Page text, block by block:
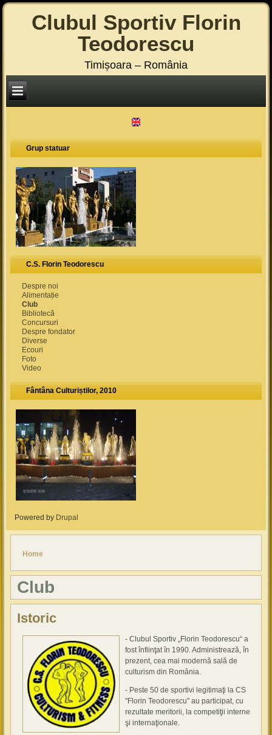
Clubul Sportiv Florin
Teodorescu
Timișoara – România
Grup statuar
C.S. Florin Teodorescu
Despre noi
Alimentație
Club
Bibliotecă
Concursuri
Despre fondator
Diverse
Ecouri
Foto
Video
Fântâna Culturiștilor, 2010
Powered by Drupal
You are here
Home
Club
Istoric
- Clubul Sportiv „Florin Teodorescu“ a
fost înfiinţat în 1990. Administrează, în
prezent, cea mai modernă sală de
culturism din România.
- Peste 50 de sportivi legitimaţi la CS
"Florin Teodorescu" au participat, cu
rezultate meritorii, la competiţii interne
şi internaţionale.